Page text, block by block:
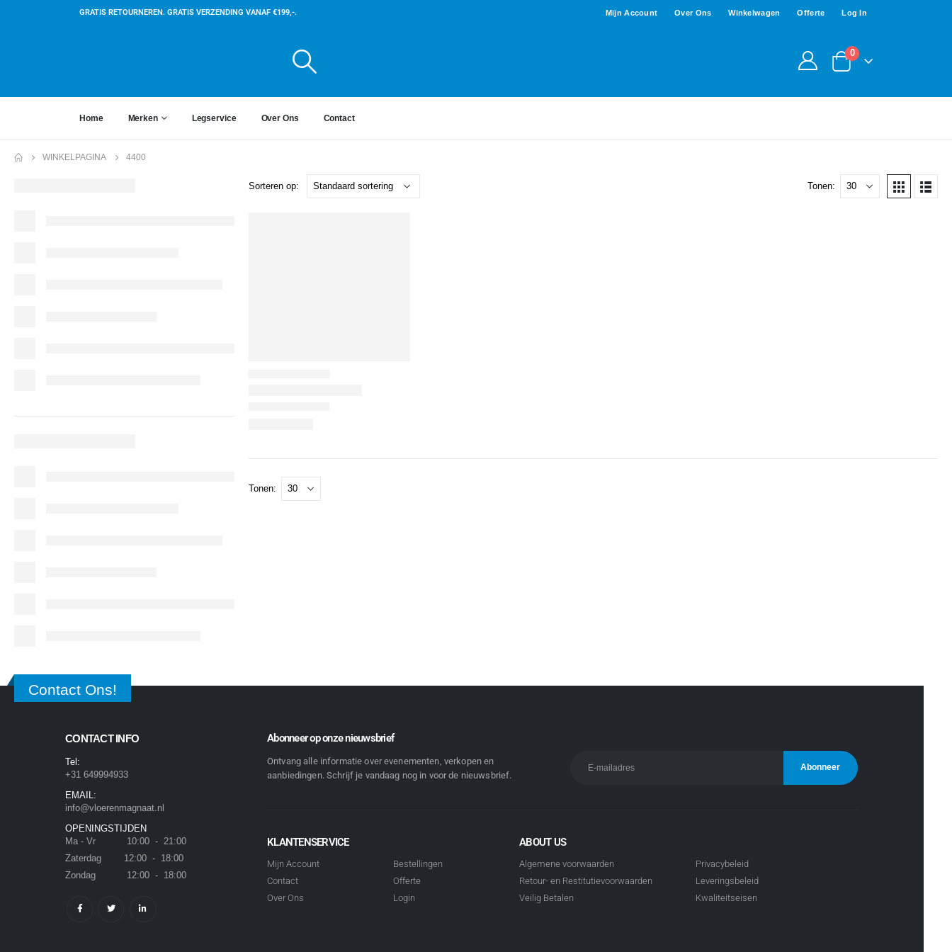
GRATIS RETOURNEREN. GRATIS VERZENDING VANAF €199,-. Mijn Account Over Ons Winkelwagen Offerte Log In
0
Home Merken Legservice Over Ons Contact
WINKELPAGINA 4400
Sorteren op: Tonen:
Tonen:
Contact Ons!
CONTACT INFO
Tel:
+31 649994933
EMAIL:
info@vloerenmagnaat.nl
OPENINGSTIJDEN
Ma - Vr 10:00 - 21:00
Zaterdag 12:00 - 18:00
Zondag 12:00 - 18:00
Abonneer op onze nieuwsbrief
Ontvang alle informatie over evenementen, verkopen en
aanbiedingen. Schrijf je vandaag nog in voor de nieuwsbrief.
KLANTENSERVICE
Mijn Account
Contact
Over Ons
Bestellingen
Offerte
Login
ABOUT US
Algemene voorwaarden
Retour- en Restitutievoorwaarden
Veilig Betalen
Privacybeleid
Leveringsbeleid
Kwaliteitseisen